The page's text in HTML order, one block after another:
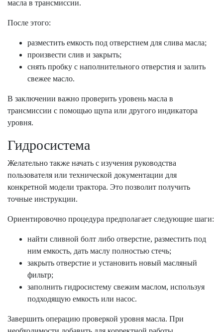
масла в трансмиссии.
После этого:
разместить емкость под отверстием для слива масла;
произвести слив и закрыть;
снять пробку с наполнительного отверстия и залить
свежее масло.
В заключении важно проверить уровень масла в
трансмиссии с помощью щупа или другого индикатора
уровня.
Гидросистема
Желательно также начать с изучения руководства
пользователя или технической документации для
конкретной модели трактора. Это позволит получить
точные инструкции.
Ориентировочно процедура предполагает следующие шаги:
найти сливной болт либо отверстие, разместить под
ним емкость, дать маслу полностью стечь;
закрыть отверстие и установить новый масляный
фильтр;
заполнить гидросистему свежим маслом, используя
подходящую емкость или насос.
Завершить операцию проверкой уровня масла. При